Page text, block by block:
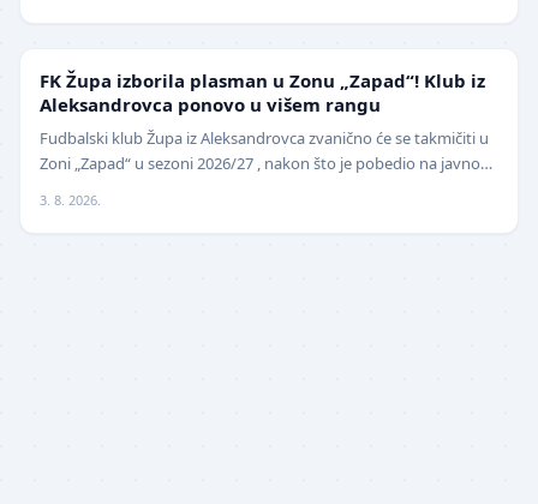
NIŽE LIGE
FK Župa izborila plasman u Zonu „Zapad“! Klub iz
Aleksandrovca ponovo u višem rangu
Fudbalski klub Župa iz Aleksandrovca zvanično će se takmičiti u
Zoni „Zapad“ u sezoni 2026/27 , nakon što je pobedio na javnom
3. 8. 2026.